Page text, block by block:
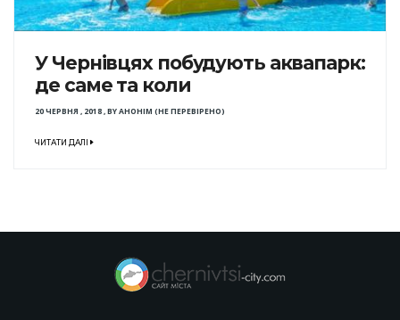
У Чернівцях побудують аквапарк:
де саме та коли
20 ЧЕРВНЯ , 2018,BYАНОНІМ (НЕ ПЕРЕВІРЕНО)
ЧИТАТИ ДАЛІ